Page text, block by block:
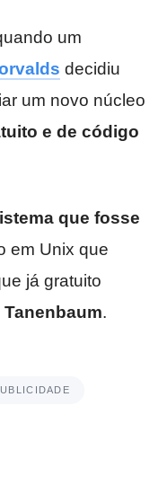
um
decidiu
um novo núcleo
e de código
que fosse
em Unix que
já gratuito
.